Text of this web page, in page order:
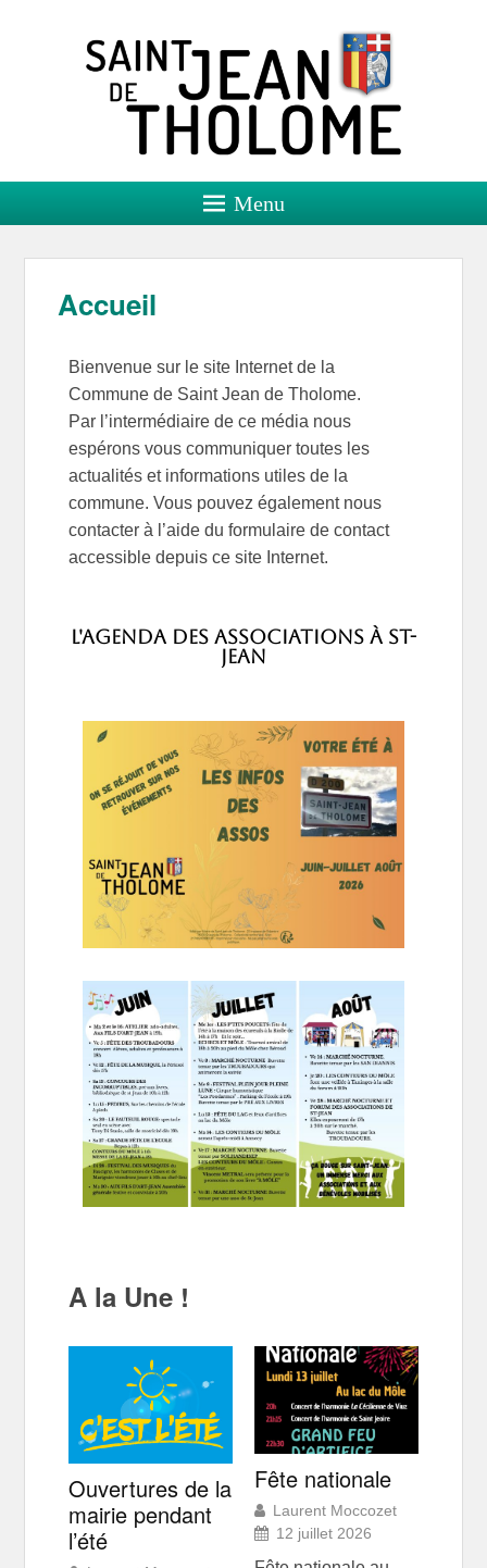
Saint Jean de Tholome
Site officiel
Menu
Accueil
Bienvenue sur le site Internet de la
Commune de Saint Jean de Tholome.
Par l’intermédiaire de ce média nous
espérons vous communiquer toutes les
actualités et informations utiles de la
commune. Vous pouvez également nous
contacter à l’aide du formulaire de contact
accessible depuis ce site Internet.
L'agenda des associations à St-
Jean
A la Une !
Ouvertures de la
mairie pendant
l’été
Fête nationale
Laurent Moccozet
12 juillet 2026